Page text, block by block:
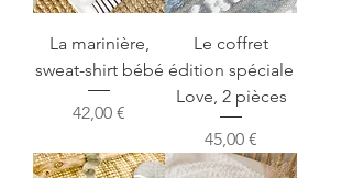
La marinière,
sweat-shirt bébé
Prix
42,00 €
Le coffret
édition spéciale
Love, 2 pièces
Prix
45,00 €